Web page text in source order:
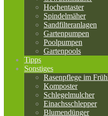
Hochentaster
Spindelmäher
Sandfilteranlagen
Gartenpumpen
Poolpumpen
Gartenpools
Tipps
Sonstiges
Rasenpflege im
Komposter
Schlegelmulcher
Einachsschlepper
Blumendünger